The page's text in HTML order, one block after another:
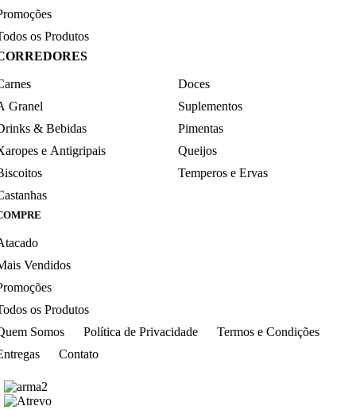
os Produtos
Granel
& Bebidas
e Antigripais
Doces
Suplementos
Pimentas
Queijos
Temperos e Ervas
Vendidos
os Produtos
Somos
Política de Privacidade
Termos e Condições
Contato